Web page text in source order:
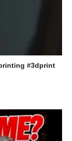
#3dprint